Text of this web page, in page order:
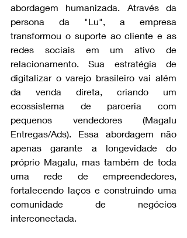
abordagem humanizada. Através da
persona da "Lu", a empresa
transformou o suporte ao cliente e as
redes sociais em um ativo de
relacionamento. Sua estratégia de
digitalizar o varejo brasileiro vai além
da venda direta, criando um
ecossistema de parceria com
pequenos vendedores (Magalu
Entregas/Ads). Essa abordagem não
apenas garante a longevidade do
próprio Magalu, mas também de toda
uma rede de empreendedores,
fortalecendo laços e construindo uma
comunidade de negócios
interconectada.